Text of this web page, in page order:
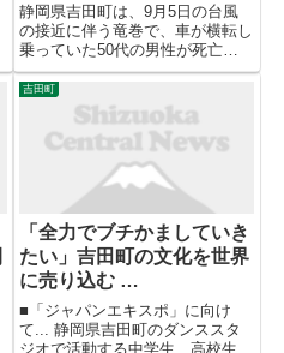
静岡県吉田町は、9月5日の台風
の接近に伴う竜巻で、車が横転し
乗っていた50代の男性が死亡し
たと発表しました。静岡県により
ますと、今回の竜巻による死者が
確認されたのは県内で初めてで
す。▶ 元記事を読む
吉田町
「全力でブチかましていき
たい」吉田町の文化を世界
に売り込む …
■「ジャパンエキスポ」に向け
て... 静岡県吉田町のダンススタ
ジオで活動する中学生、高校生が